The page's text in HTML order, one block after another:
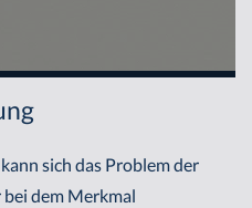
sich das Problem der
dem Merkmal